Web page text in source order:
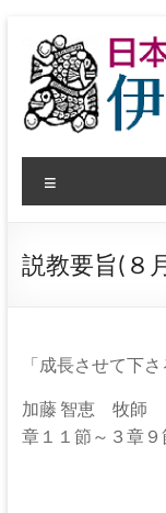
ス
ッ
日
本
キ
リ
ト
教
団
ニ
ー
説教要旨(８
「成長させて下さ
加藤 智恵 牧師
章１１節～３章９